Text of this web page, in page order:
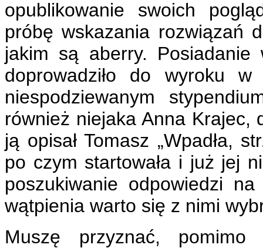
opublikowanie swoich
próbę wskazania rozwiązań
jakim są aberry. Posiadanie
doprowadziło do wyroku
niespodziewanym
również niejaka Anna Krajec,
ją opisał Tomasz „Wpadła,
po czym startowała i już jej
poszukiwanie odpowiedzi
wątpienia warto się z nimi
Muszę przyznać,